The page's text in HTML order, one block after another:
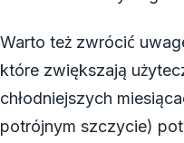
Warto też zwrócić
które zwiększają
chłodniejszych
potrójnym szczycie)